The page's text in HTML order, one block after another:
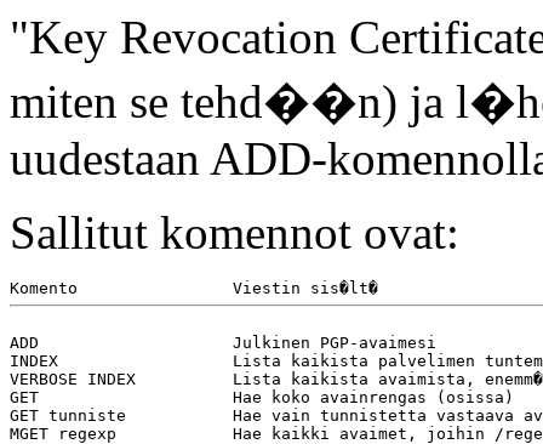
"Key Revocation
miten se tehd��n) ja
uudestaan ADD-
Sallitut komennot ovat:
ADD                    Julkinen PGP-avaimesi
INDEX                  Lista kaikista palvelimen
VERBOSE INDEX          Lista kaikista avaimista,
GET                    Hae koko avainrengas (osissa)
GET tunniste           Hae vain tunnistetta vastaava
MGET regexp            Hae kaikki avaimet, joihin /